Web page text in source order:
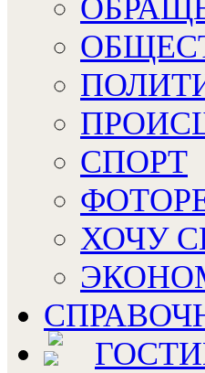
СПОРТ
ХОЧУ